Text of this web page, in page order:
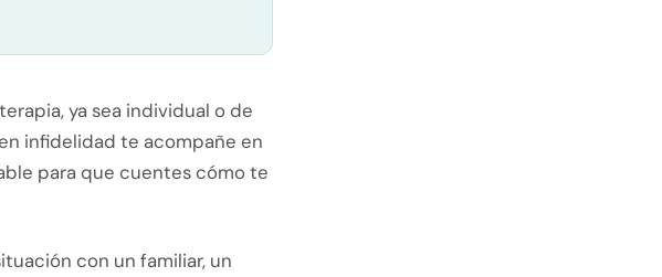
ya sea individual o de
infidelidad te acompañe en
para que cuentes cómo te
con un familiar, un